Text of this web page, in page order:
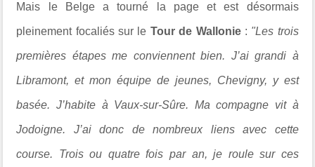
Mais le Belge a tourné la page et est désormais
pleinement focaliés sur le Tour de Wallonie : "Les trois
premières étapes me conviennent bien. J’ai grandi à
Libramont, et mon équipe de jeunes, Chevigny, y est
basée. J’habite à Vaux-sur-Sûre. Ma compagne vit à
Jodoigne. J’ai donc de nombreux liens avec cette
course. Trois ou quatre fois par an, je roule sur ces